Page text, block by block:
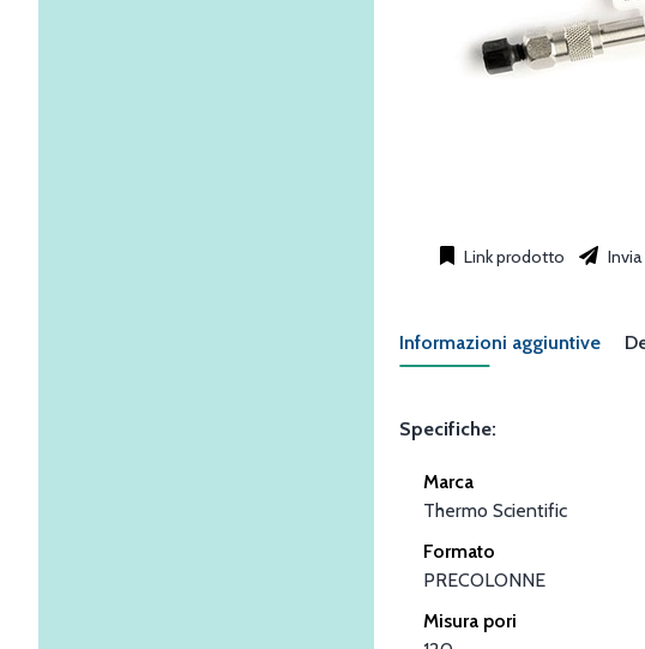
Link prodotto
Informazioni aggiuntive
Specifiche:
Marca
Thermo Scientific
Formato
PRECOLONNE
Misura pori